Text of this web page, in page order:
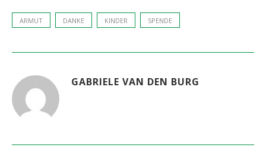
ARMUT DANKE KINDER SPENDE
GABRIELE VAN DEN BURG